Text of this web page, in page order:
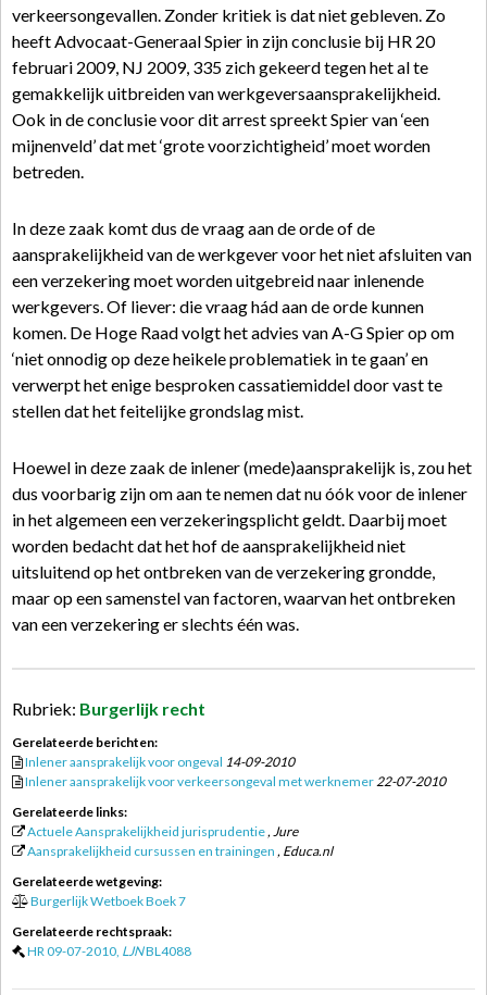
verkeersongevallen. Zonder kritiek is dat niet gebleven. Zo
heeft Advocaat-Generaal Spier in zijn conclusie bij HR 20
februari 2009, NJ 2009, 335 zich gekeerd tegen het al te
gemakkelijk uitbreiden van werkgeversaansprakelijkheid.
Ook in de conclusie voor dit arrest spreekt Spier van ‘een
mijnenveld’ dat met ‘grote voorzichtigheid’ moet worden
betreden.
In deze zaak komt dus de vraag aan de orde of de
aansprakelijkheid van de werkgever voor het niet afsluiten van
een verzekering moet worden uitgebreid naar inlenende
werkgevers. Of liever: die vraag hád aan de orde kunnen
komen. De Hoge Raad volgt het advies van A-G Spier op om
‘niet onnodig op deze heikele problematiek in te gaan’ en
verwerpt het enige besproken cassatiemiddel door vast te
stellen dat het feitelijke grondslag mist.
Hoewel in deze zaak de inlener (mede)aansprakelijk is, zou het
dus voorbarig zijn om aan te nemen dat nu óók voor de inlener
in het algemeen een verzekeringsplicht geldt. Daarbij moet
worden bedacht dat het hof de aansprakelijkheid niet
uitsluitend op het ontbreken van de verzekering grondde,
maar op een samenstel van factoren, waarvan het ontbreken
van een verzekering er slechts één was.
Rubriek: Burgerlijk recht
Gerelateerde berichten:
Inlener aansprakelijk voor ongeval 14-09-2010
Inlener aansprakelijk voor verkeersongeval met werknemer22-07-2010
Gerelateerde links:
Actuele Aansprakelijkheid jurisprudentie, Jure
Aansprakelijkheid cursussen en trainingen , Educa.nl
Gerelateerde wetgeving:
Burgerlijk Wetboek Boek 7
Gerelateerde rechtspraak:
HR 09-07-2010, LJNBL4088